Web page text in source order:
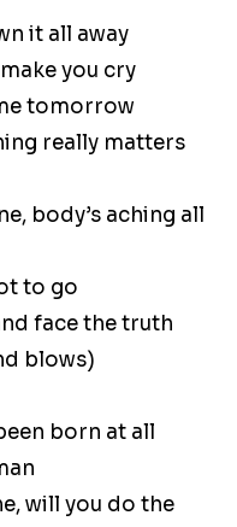
it all away
you cry
tomorrow
really matters
body’s aching all
to go
face the truth
blows)
born at all
will you do the